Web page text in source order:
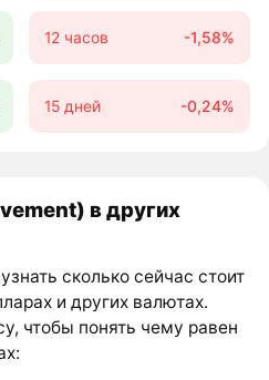
12 часов -1,58%
15 дней -0,24%
в других
сколько сейчас стоит
и других валютах.
чтобы понять чему равен